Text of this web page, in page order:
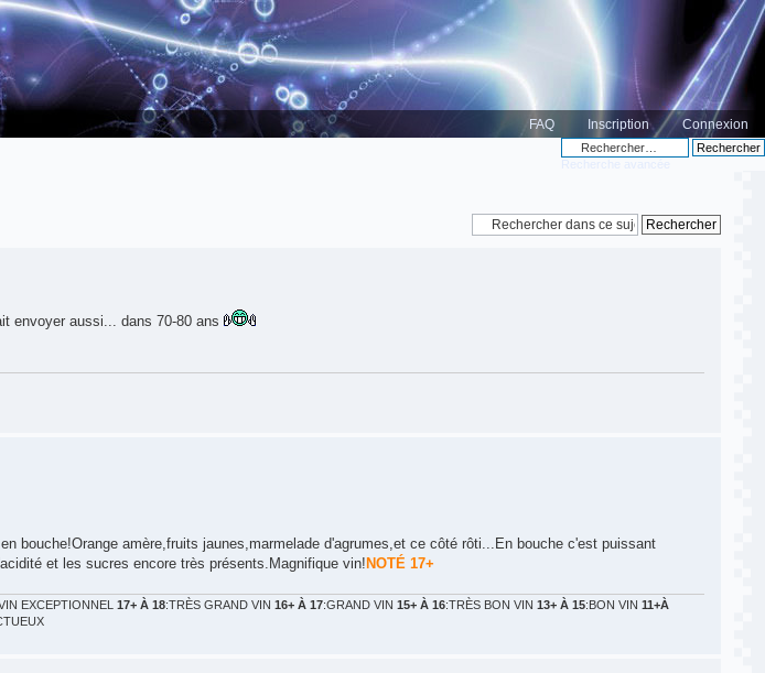
FAQ Inscription Connexion
Recherche avancée
envoyer aussi... dans 70-80 ans
bouche!Orange amère,fruits jaunes,marmelade d'agrumes,et ce côté rôti...En bouche c'est puissant
et les sucres encore très présents.Magnifique vin! NOTÉ 17+
EXCEPTIONNEL 17+ À 18:TRÈS GRAND VIN 16+ À 17:GRAND VIN 15+ À 16:TRÈS BON VIN 13+ À 15:BON VIN 11+À